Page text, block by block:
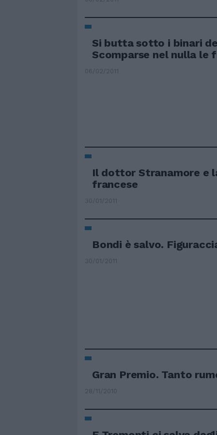
Si butta sotto i binari
Scomparse nel nulla le
06/02/2011
Il dottor Stranamore e
francese
30/01/2011
Bondi è salvo.
30/01/2011
Gran Premio. Tanto
28/11/2010